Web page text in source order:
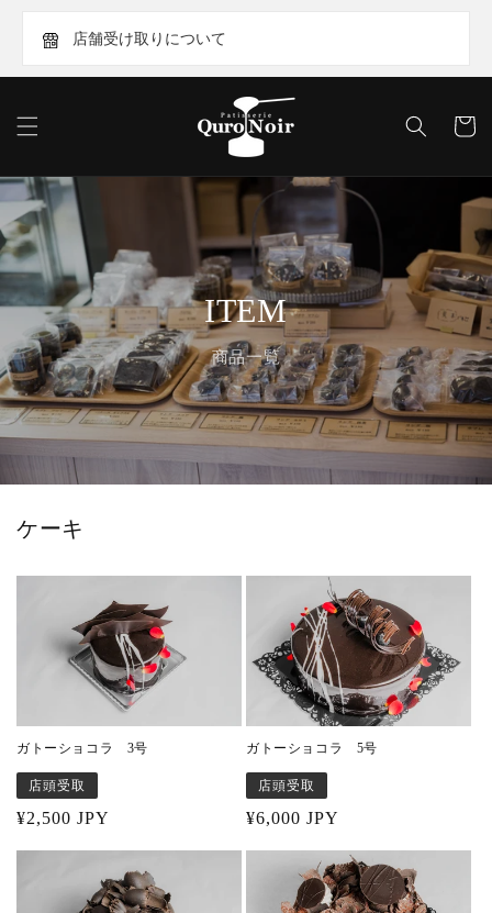
店舗受け取りについて
content
Cart
ITEM
商品一覧
ケーキ
ガトーショコラ 3号
店頭受取
Regular
¥2,500 JPY
ガトーショコラ 5号
店頭受取
Regular
¥6,000 JPY